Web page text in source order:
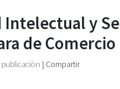
Intelectual y
de
| Compartir